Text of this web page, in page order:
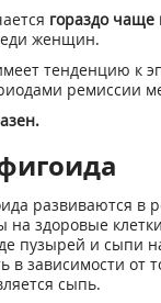
гораздо чаще
женщин.
тенденцию к
ремиссии
развиваются в
на здоровые
пузырей и сыпи
в зависимости от
сыпь.